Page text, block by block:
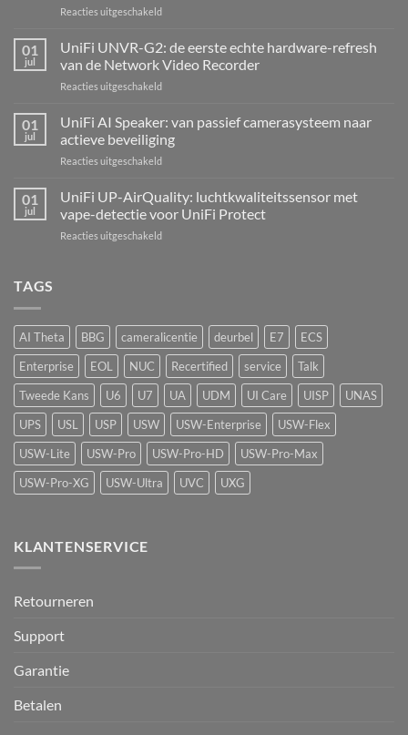
Reacties uitgeschakeldvoor
Alarm
Kit:
centrale
voor
inbraaksensoren
01
jul
UniFi UNVR-G2: de eerste echte hardware-refresh
van de Network Video Recorder
Reacties uitgeschakeldvoor
de
eerste
hardware-
refresh
de
01
jul
UniFi AI Speaker: van passief camerasysteem naar
actieve beveiliging
Reacties uitgeschakeldvoor
Speaker:
van
passief
01
jul
UniFi UP-AirQuality: luchtkwaliteitssensor met
vape-detectie voor UniFi Protect
Reacties uitgeschakeldvoor
vape-
detectie
voor
UniFi
Protect
TAGS
AI Theta BBG cameralicentie deurbel E7
ECS
Enterprise
EOL NUC Recertified service
Talk
Tweede Kans
U6 U7 UA UDM UI Care UISP
UNAS
UPS
USL USP USW USW-Enterprise
USW-Flex
USW-Lite
USW-Pro USW-Pro-HD
USW-Pro-Max
USW-Pro-XG
USW-Ultra UVC UXG
KLANTENSERVICE
Retourneren
Support
Garantie
Betalen